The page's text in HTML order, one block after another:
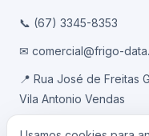
📞 (67) 3345-8353
✉ comercial@frigo-
📍 Rua José de Freitas
Vila Antonio Vendas
Campo Grande/MS ·